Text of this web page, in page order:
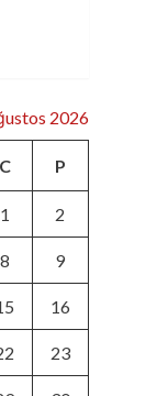
2026
C P
1 2
8 9
16
23